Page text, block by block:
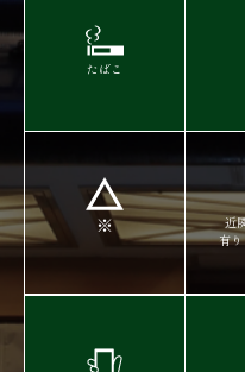
たばこ
※
近
有り